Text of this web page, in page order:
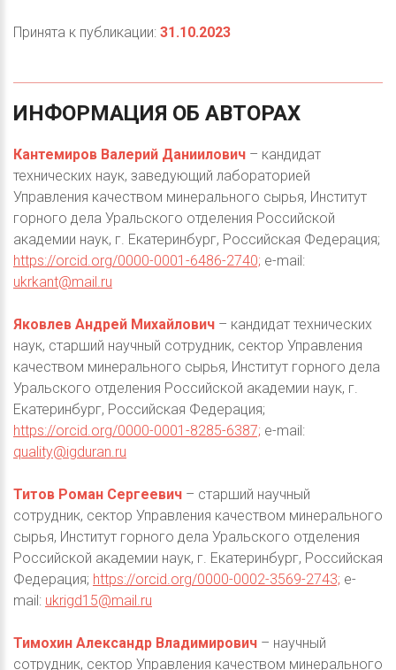
Принята к публикации: 31.10.2023
ИНФОРМАЦИЯ ОБ АВТОРАХ
Кантемиров Валерий Даниилович – кандидат
технических наук, заведующий лабораторией
Управления качеством минерального сырья, Институт
горного дела Уральского отделения Российской
академии наук, г. Екатеринбург, Российская Федерация;
https://orcid.org/0000-0001-6486-2740; e-mail:
ukrkant@mail.ru
Яковлев Андрей Михайлович – кандидат технических
наук, старший научный сотрудник, сектор Управления
качеством минерального сырья, Институт горного дела
Уральского отделения Российской академии наук, г.
Екатеринбург, Российская Федерация;
https://orcid.org/0000-0001-8285-6387; e-mail:
quality@igduran.ru
Титов Роман Сергеевич – старший научный
сотрудник, сектор Управления качеством минерального
сырья, Институт горного дела Уральского отделения
Российской академии наук, г. Екатеринбург, Российская
Федерация; https://orcid.org/0000-0002-3569-2743; e-
mail: ukrigd15@mail.ru
Тимохин Александр Владимирович – научный
сотрудник, сектор Управления качеством минерального